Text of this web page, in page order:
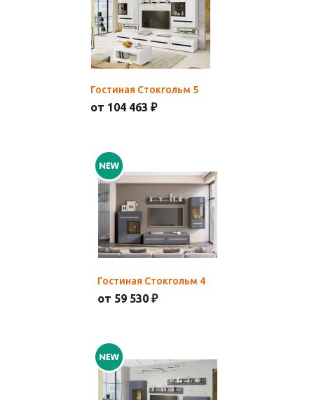
Гостиная Стокгольм 5
от 104 463 ₽
Гостиная Стокгольм 4
от 59 530 ₽